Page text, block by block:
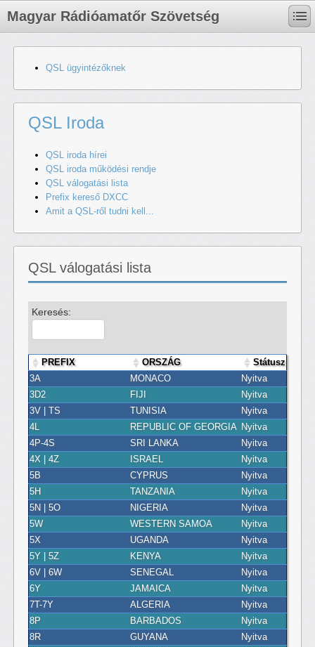
Magyar Rádióamatőr Szövetség
QSL ügyintézőknek
QSL Iroda
QSL iroda hírei
QSL iroda működési rendje
QSL válogatási lista
Prefix kereső DXCC
Amit a QSL-ről tudni kell...
QSL válogatási lista
Keresés:
PREFIX ORSZÁG
Státusz
3A
MONACO
Nyitva
3D2
FIJI
Nyitva
3V | TS
TUNISIA
Nyitva
4L
REPUBLIC OF GEORGIA Nyitva
4P-4S
SRI LANKA
Nyitva
4X | 4Z
ISRAEL
Nyitva
5B
CYPRUS
Nyitva
5H
TANZANIA
Nyitva
5N | 5O
NIGERIA
Nyitva
5W
WESTERN SAMOA
Nyitva
5X
UGANDA
Nyitva
5Y | 5Z
KENYA
Nyitva
6V | 6W
SENEGAL
Nyitva
6Y
JAMAICA
Nyitva
7T-7Y
ALGERIA
Nyitva
8P
BARBADOS
Nyitva
8R
GUYANA
Nyitva